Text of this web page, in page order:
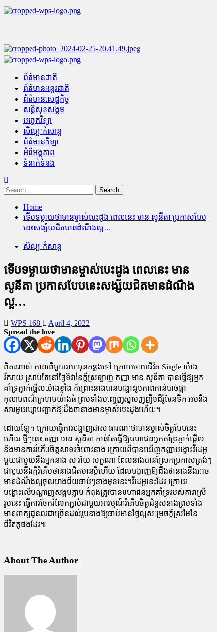
Skip
to
Primary
ព័ត៌មានជាតិ
ព័ត៌មានអន្តរជាតិ
ព័ត៌មានសេដ្ឋកិច្ច
សន្តិសុខសង្គម
បច្ចេកវិទ្យា
សិល្បៈកំសាន្ត
ព័ត៌មានកីឡា
អំពីអង្គភាព
ទំនាក់ទំនង
Search
for:
Home
ទើបទម្លាយថាមានម្ចាស់បេះដូង ពេលនេះ មាន សូនីតា ប្រកាសបែប
នេះសង្ស័យជិតមានដំណឹងល្អ…
សិល្បៈកំសាន្ត
ទើបទម្លាយថាមានម្ចាស់បេះដូង ពេលនេះ មាន
សូនីតា ប្រកាសបែបនេះសង្ស័យជិតមានដំណឹង
ល្អ…
WPS 168
April 4, 2022
Spread the love
ពិតណាស់ កាលពីមួយរយៈមុនកន្លងទៅ ក្រោយចាយជីវិត Single យ៉ាង
រីករាយ ស្រាប់តែនៅថ្ងៃទិវានៃក្តីស្រឡាញ់ កញ្ញា មាន សូនីតា បានធ្វើឱ្យអ្នក
គាំទ្រភ្ញាក់ផ្អើលយ៉ាងខ្លាំង ក៏ព្រោះនាងបានបង្ហោះរូបភាពកាន់បាច់ផ្កា
កុលាបពណ៌ក្រហមយ៉ាងធំ ព្រមទាំងបញ្ចេញស្នាមញញឹមដ៏រ៉ូមែនទិក អមនឹង
សារមួយឃ្លាបញ្ជាក់ឱ្យដឹងថានាងមានម្ចាស់បេះដូងហើយ។
ដោយឡែក ក្រោយធ្វើការបង្ហាញជាសាធារណៈថាមានម្ចាស់ចិត្តបែបនេះ
ហើយ ថ្មីៗនេះ កញ្ញា មាន សូនីតា កាន់តែធ្វើឱ្យមហាជនអ្នកគាំទ្រភ្ញាក់ផ្អើល
និងមានការរំភើបចិត្តសាទរចំពោះនាង ក្រោយពីបានឃើញកញ្ញាបង្ហោះវីដេអូ
មួយជាមួយនឹងអ្នកនាង សារ៉ាយ សក្ខណា ដែលនាងបានស្រែកប្រកាសត្រង់ៗ
ជាមួយនឹងក្ដីរំភើបថានាងជិតមានប្ដីហើយ ដែលបង្ហាញឱ្យដឹងថានាងនឹងអាច
មានដំណឹងល្អចូលរោងជ័យឆាប់ៗខាងមុខនេះ។វីដេអូនេះដែរ ក្រោយ
បង្ហោះលើបណ្ដាញសង្គមភ្លាម កំពុងត្រូវបានមហាជនអ្នកគាំទ្ររបស់តារាស្រី
រូបនេះ ធ្វើការចែករំលែកភ្ជាប់ជាមួយអារម្មណ៍រំភើបចិត្តជំនួសនាងព្រមទាំង
មានពាក្យជូនពរជាច្រើនដល់រូបនាងឱ្យឆាប់មានថ្ងៃល្អសម្រេចក្ដីស្រមៃនៃ
ជីវិតគូផងដែរ៕
About The Author